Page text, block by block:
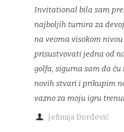
Invitational bila sam
najboljih turnira za
na veoma visokom
prisustvovati jedna od
golfa, sigurna sam da
novih stvari i prikupim
vazno za moju igru
Jefimija Đorđević